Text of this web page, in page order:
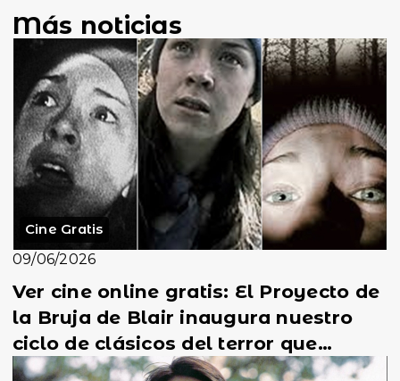
Más noticias
Cine Gratis
09/06/2026
Ver cine online gratis: El Proyecto de
la Bruja de Blair inaugura nuestro
ciclo de clásicos del terror que
todavía qu...